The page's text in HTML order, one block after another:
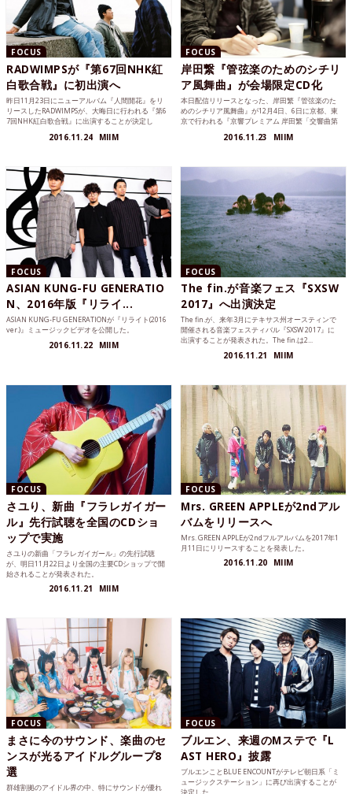
FOCUS
RADWIMPSが『第67回NHK紅
白歌合戦』に初出演へ
昨日11月23日にニューアルバム『人間開花』をリ
リースしたRADWIMPSが、大晦日に行われる『第6
7回NHK紅白歌合戦』に出演することが決定し
2016.11.24 MIIM
FOCUS
岸田繋『管弦楽のためのシチリ
ア風舞曲』が会場限定CD化
本日配信リリースとなった、岸田繁『管弦楽のた
めのシチリア風舞曲』が12月4日、6日に京都、東
京で行われる『京響プレミアム 岸田繁「交響曲第
2016.11.23 MIIM
FOCUS
ASIAN KUNG-FU GENERATIO
N、2016年版『リライ...
ASIAN KUNG-FU GENERATIONが『リライト(2016
ver.)』ミュージックビデオを公開した。
2016.11.22 MIIM
FOCUS
The fin.が音楽フェス『SXSW
2017』へ出演決定
The fin.が、来年3月にテキサス州オースティンで
開催される音楽フェスティバル『SXSW 2017』に
出演することが発表された。The fin.は2...
2016.11.21 MIIM
FOCUS
さユり、新曲『フラレガイガー
ル』先行試聴を全国のCDショ
ップで実施
さユりの新曲「フラレガイガール」の先行試聴
が、明日11月22日より全国の主要CDショップで開
始されることが発表された。
2016.11.21 MIIM
FOCUS
Mrs. GREEN APPLEが2ndアル
バムをリリースへ
Mrs. GREEN APPLEが2ndフルアルバムを2017年1
月11日にリリースすることを発表した。
2016.11.20 MIIM
FOCUS
まさに今のサウンド、楽曲のセ
ンスが光るアイドルグループ8
選
群雄割拠のアイドル界の中、特にサウンドが優れ
FOCUS
ブルエン、来週のMステで『L
AST HERO』披露
ブルエンことBLUE ENCOUNTがテレビ朝日系「ミ
ュージックステーション」に再び出演することが
決定した。